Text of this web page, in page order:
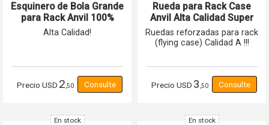
Esquinero de Bola Grande
para Rack Anvil 100%
Acero Reforzado
Alta Calidad!
Precio USD 2,50
Rueda para Rack Case
Anvil Alta Calidad Super
Resistentes Gcm Pro
Ruedas reforzadas para rack
(flying case) Calidad A !!!
Precio USD 3 ,50
En stock En stock